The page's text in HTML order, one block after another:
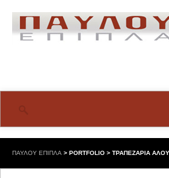
ΠΑΥΛΟΥ ΕΠΙΠΛΑ > PORTFOLIO > ΤΡΑΠΕΖΑΡΙΑ